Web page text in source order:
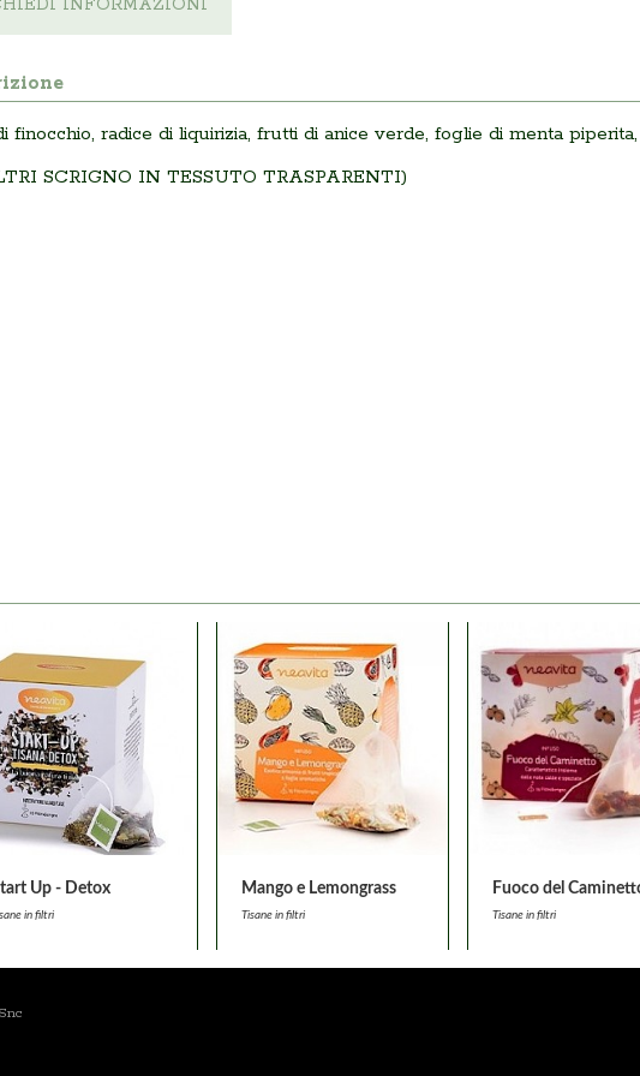
INFORMAZIONI
finocchio, radice di liquirizia, frutti di anice verde, foglie di menta
SCRIGNO IN TESSUTO TRASPARENTI)
Up - Detox
in filtri
Mango e Lemongrass
Tisane in filtri
Fuoco del
Tisane in filtri